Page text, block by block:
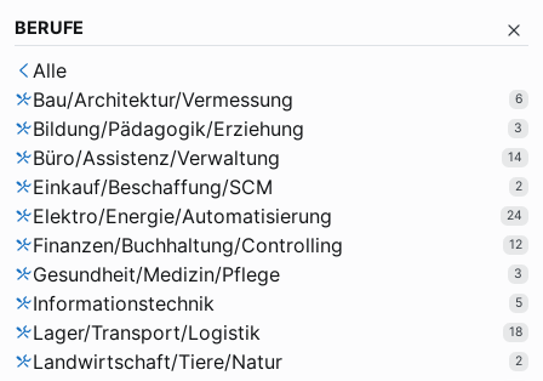
BERUFE
Alle
Bau/Architektur/Vermessung
6
Bildung/Pädagogik/Erziehung 3
Büro/Assistenz/Verwaltung 14
Einkauf/Beschaffung/SCM 2
Elektro/Energie/Automatisierung 24
Finanzen/Buchhaltung/Controlling 12
Gesundheit/Medizin/Pflege 3
Informationstechnik 5
Lager/Transport/Logistik 18
Landwirtschaft/Tiere/Natur 2